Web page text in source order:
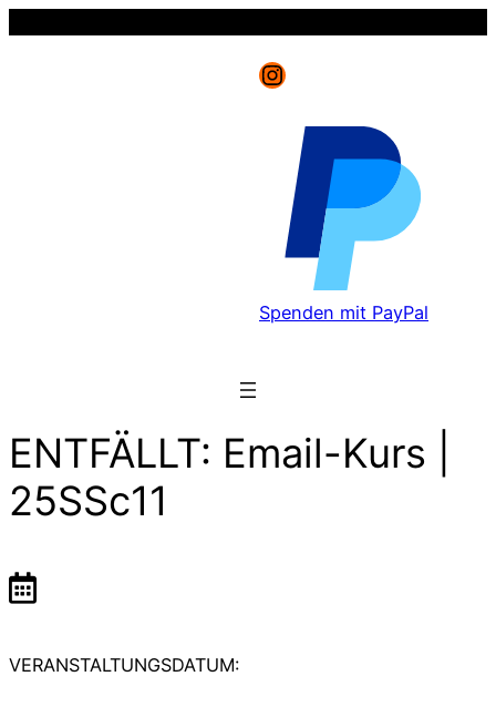
Instagram
Spenden mit PayPal
ENTFÄLLT: Email-Kurs |
25SSc11
VERANSTALTUNGSDATUM: